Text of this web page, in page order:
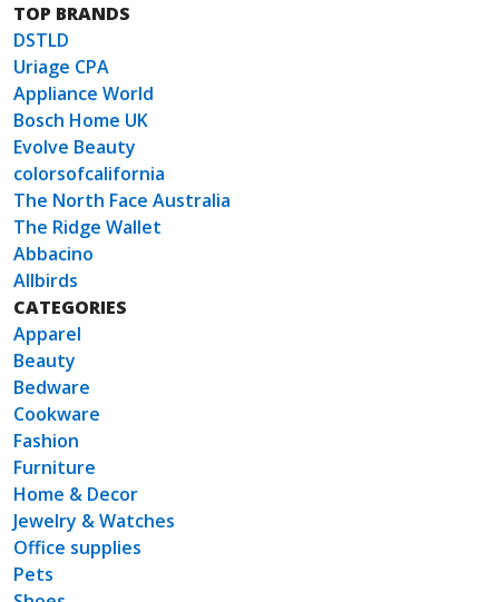
TOP BRANDS
DSTLD
Uriage CPA
Appliance World
Bosch Home UK
Evolve Beauty
colorsofcalifornia
The North Face Australia
The Ridge Wallet
Abbacino
Allbirds
CATEGORIES
Apparel
Beauty
Bedware
Cookware
Fashion
Furniture
Home & Decor
Jewelry & Watches
Office supplies
Pets